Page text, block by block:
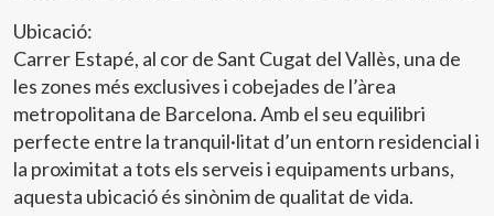
Ubicació:
Carrer Estapé, al cor de Sant Cugat del Vallès, una de
les zones més exclusives i cobejades de l’àrea
metropolitana de Barcelona. Amb el seu equilibri
perfecte entre la tranquil·litat d’un entorn residencial i
la proximitat a tots els serveis i equipaments urbans,
aquesta ubicació és sinònim de qualitat de vida.
Analítiques i personalització
Permeten fer el seguiment i l'anàlisi del comportament
dels usuaris d'aquest lloc web. La informació recollida
mitjançant aquest tipus de cookies s'utilitza en el
mesurament de l'activitat del web per a l'elaboració de
perfils de navegació dels usuaris per introduir millores en
funció de l'anàlisi de les dades d'ús que fan els usuaris del
servei. Permeten desar la informació de preferència de
l'usuari per millorar la qualitat dels nostres serveis i oferir
una millor experiència a través de productes recomanats.